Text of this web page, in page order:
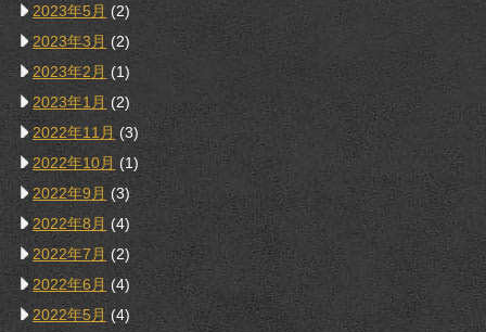
2023年5月 (2)
2023年3月 (2)
2023年2月 (1)
2023年1月 (2)
2022年11月 (3)
2022年10月 (1)
2022年9月 (3)
2022年8月 (4)
2022年7月 (2)
2022年6月 (4)
2022年5月 (4)